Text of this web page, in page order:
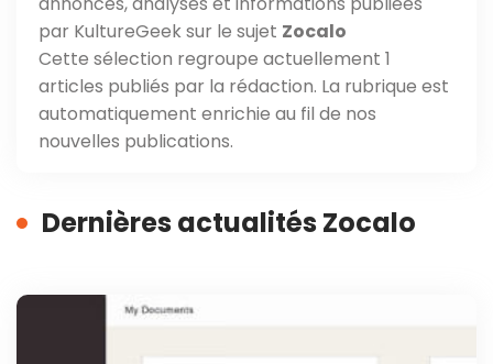
par KultureGeek sur le sujet Zocalo
Cette sélection regroupe actuellement 1
articles publiés par la rédaction. La rubrique est
automatiquement enrichie au fil de nos
nouvelles publications.
Dernières actualités Zocalo